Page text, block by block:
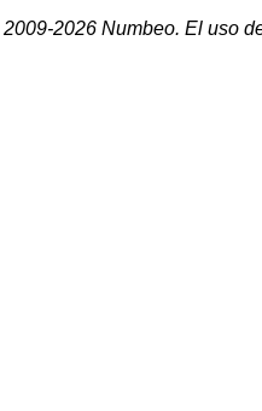
2026 Numbeo. El uso